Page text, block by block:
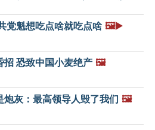
党魁想吃点啥就吃点啥 🖼️▶️
招 恐致中国小麦绝产 🖼️
灰：最高领导人毁了我们 🖼️